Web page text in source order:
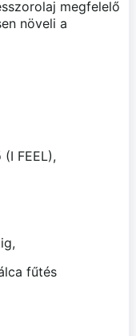
megfelelő
növeli a
FEEL),
fűtés